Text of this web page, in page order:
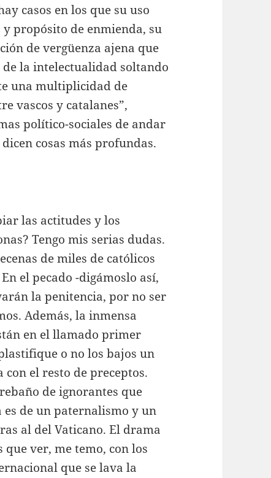
casos en los que su uso
propósito de enmienda, su
de vergüenza ajena que
la intelectualidad soltando
una multiplicidad de
vascos y catalanes”,
político-sociales de andar
cosas más profundas.
las actitudes y los
Tengo mis serias dudas.
de miles de católicos
el pecado -digámoslo así,
la penitencia, por no ser
Además, la inmensa
en el llamado primer
o no los bajos un
el resto de preceptos.
de ignorantes que
es de un paternalismo y un
al del Vaticano. El drama
ver, me temo, con los
que se lava la